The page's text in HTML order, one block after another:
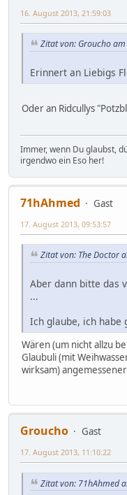
16. August 2013, 21:59:03
Zitat von: Groucho
Erinnert an Liebigs
Oder an Ridcullys
Immer, wenn Du glaubst,
irgendwo ein Eso her!
71hAhmed
Gast
17. August 2013, 09:53:57
Zitat von: The Doctor
Aber dann bitte das
...
Ich glaube, ich habe
Wären (um nicht allzu
Glaubuli (mit
wirksam)
Groucho
Gast
17. August 2013, 11:10:22
Zitat von: 71hAhmed